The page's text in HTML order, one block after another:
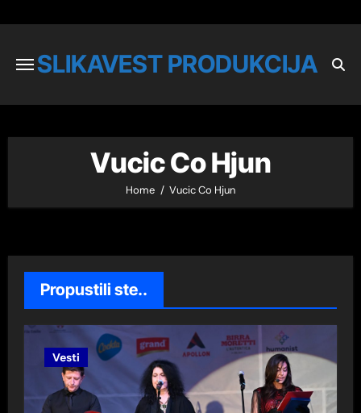
SLIKAVEST PRODUKCIJA
Vucic Co Hjun
Home Vucic Co Hjun
Propustili ste..
Vesti